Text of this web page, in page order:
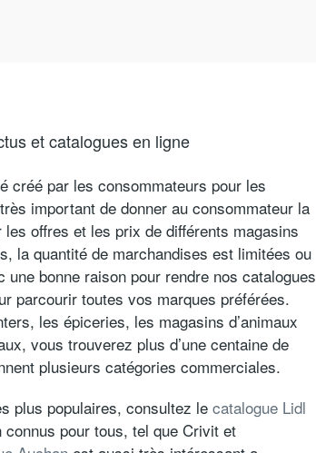
et catalogues en ligne
créé par les consommateurs pour les
important de donner au consommateur la
offres et les prix de différents magasins
la quantité de marchandises est limitées ou
une bonne raison pour rendre nos catalogues
parcourir toutes vos marques préférées.
les épiceries, les magasins d’animaux
vous trouverez plus d’une centaine de
plusieurs catégories commerciales.
plus populaires, consultez le catalogue Lidl
pour tous, tel que Crivit et